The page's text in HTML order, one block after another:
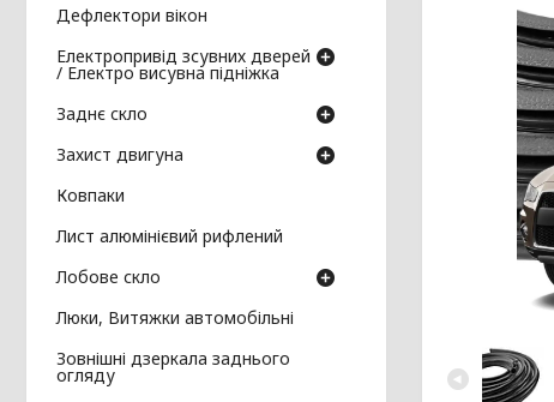
Дефлектори вікон
Електропривід зсувних дверей
/ Електро висувна підніжка
Заднє скло
Захист двигуна
Ковпаки
Лист алюмінієвий рифлений
Лобове скло
Люки, Витяжки автомобільні
Зовнішні дзеркала заднього
огляду